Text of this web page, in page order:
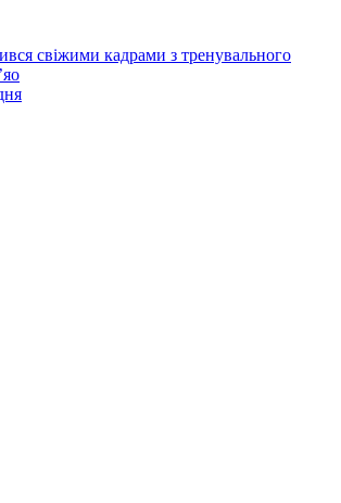
свіжими кадрами з тренувального